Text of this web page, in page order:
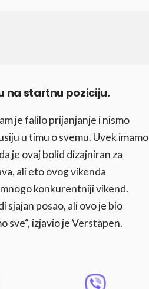
na startnu poziciju.
je falilo prijanjanje i nismo
u timu o svemu. Uvek imamo
je ovaj bolid dizajniran za
ali eto ovog vikenda
konkurentniji vikend.
sjajan posao, ali ovo je bio
sve“, izjavio je Verstapen.